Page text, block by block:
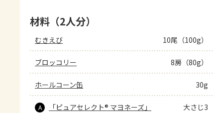
材料（2人分）
むきえび 10尾（100g）
ブロッコリー 8房（80g）
ホールコーン缶 30g
A 「ピュアセレクト® マヨネーズ」 大さじ3